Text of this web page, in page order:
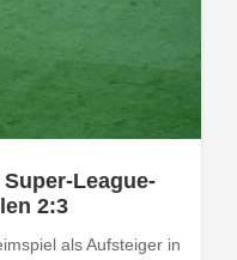
League-
2:3
als Aufsteiger in